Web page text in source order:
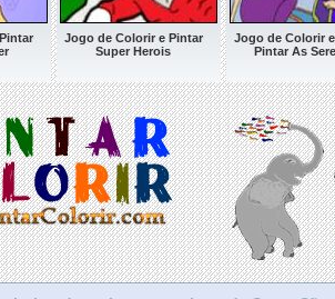
Jogo de Colorir e Pintar
Super Herois
Jogo de Colorir
Pintar As